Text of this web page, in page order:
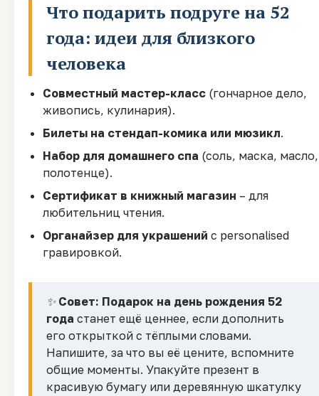
Что подарить подруге на 52
года: идеи для близкого
человека
Совместный мастер-класс (гончарное дело,
живопись, кулинария).
Билеты на стендап-комика или мюзикл.
Набор для домашнего спа (соль, маска, масло,
полотенце).
Сертификат в книжный магазин – для
любительниц чтения.
Органайзер для украшений с personalised
гравировкой.
✨ Совет: Подарок на день рождения 52
года станет ещё ценнее, если дополнить
его открыткой с тёплыми словами.
Напишите, за что вы её цените, вспомните
общие моменты. Упакуйте презент в
красивую бумагу или деревянную шкатулку